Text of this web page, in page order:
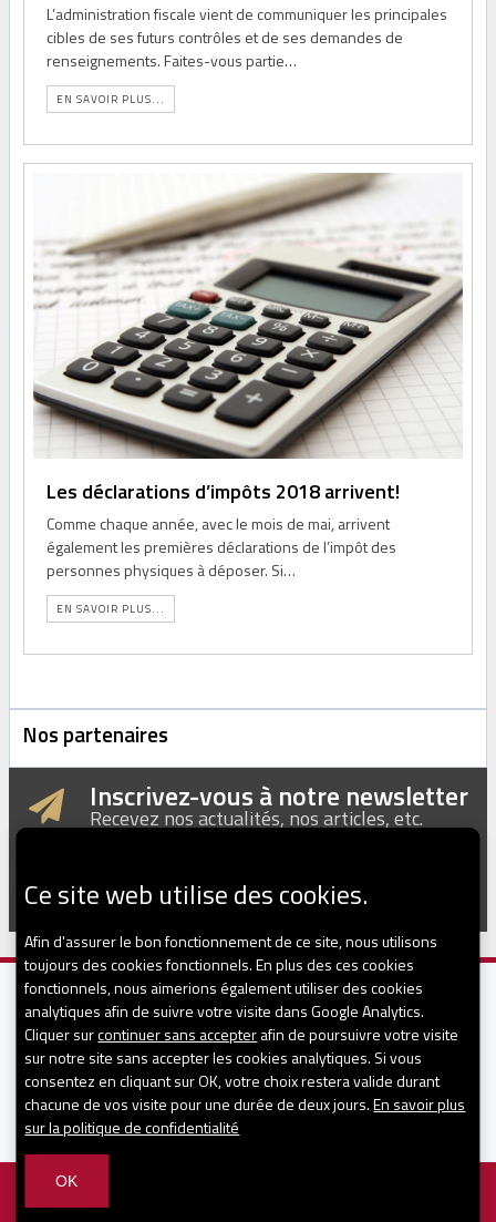
L’administration fiscale vient de communiquer les principales
cibles de ses futurs contrôles et de ses demandes de
renseignements. Faites-vous partie…
EN SAVOIR PLUS...
Les déclarations d’impôts 2018 arrivent!
Comme chaque année, avec le mois de mai, arrivent
également les premières déclarations de l’impôt des
personnes physiques à déposer. Si…
EN SAVOIR PLUS...
Nos partenaires
Inscrivez-vous à notre newsletter
Recevez nos actualités, nos articles, etc.
CONTACT
Ce site web utilise des cookies.
Afin d'assurer le bon fonctionnement de ce site, nous utilisons
toujours des cookies fonctionnels. En plus des ces cookies
fonctionnels, nous aimerions également utiliser des cookies
analytiques afin de suivre votre visite dans Google Analytics.
Cliquer surcontinuer sans accepterafin de poursuivre votre visite
sur notre site sans accepter les cookies analytiques. Si vous
consentez en cliquant sur OK, votre choix restera valide durant
chacune de vos visite pour une durée de deux jours.En savoir plus
sur la politique de confidentialité
OK